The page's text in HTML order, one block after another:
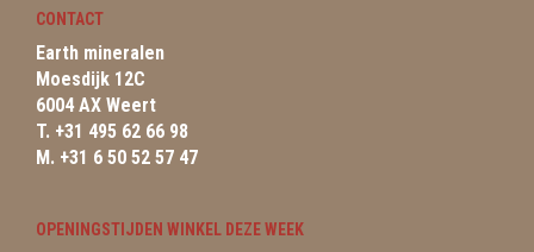
CONTACT
Earth mineralen
Moesdijk 12C
6004 AX Weert
T. +31 495 62 66 98
M. +31 6 50 52 57 47
OPENINGSTIJDEN WINKEL DEZE WEEK